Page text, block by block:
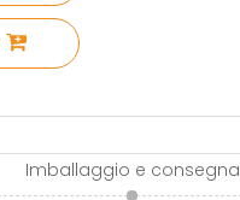
Imballaggio e consegna